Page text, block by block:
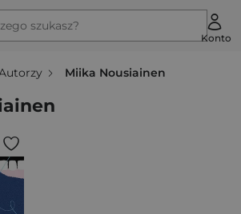
szukasz?
Konto
Miika Nousiainen